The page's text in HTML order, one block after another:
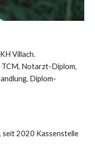
Villach.
Notarzt-Diplom,
Diplom-
seit 2020 Kassenstelle